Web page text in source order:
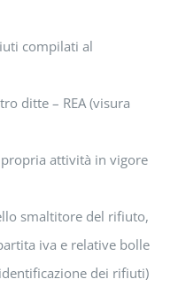
compilati al
ditte – REA (visura
propria attività in vigore
smaltitore del rifiuto,
iva e relative bolle
dei rifiuti)